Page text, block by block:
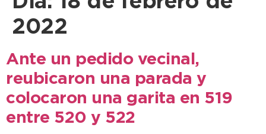
2022
Ante un pedido vecinal,
reubicaron una parada y
colocaron una garita en 519
entre 520 y 522